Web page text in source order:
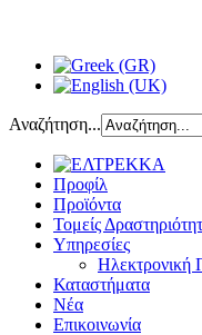
Αναζήτηση...
Προφίλ
Προϊόντα
Τομείς
Υπηρεσίες
Ηλεκτρονική
Καταστήματα
Νέα
Επικοινωνία